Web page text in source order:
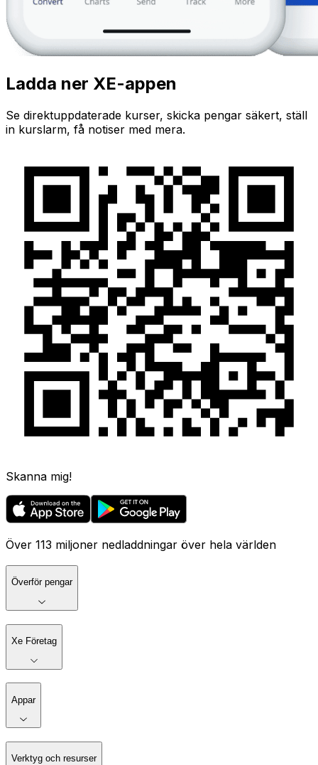
Ladda ner XE-appen
Se direktuppdaterade kurser, skicka pengar säkert, ställ
in kurslarm, få notiser med mera.
Skanna mig!
Över 113 miljoner nedladdningar över hela världen
Överför pengar
Xe Företag
Appar
Verktyg och resurser